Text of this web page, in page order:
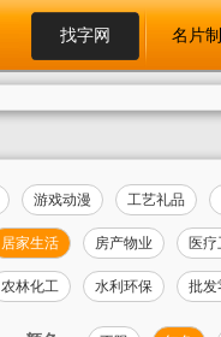
找字网 名片
游戏动漫 工艺礼品
居家生活 房产物业 医
农林化工 水利环保 批发